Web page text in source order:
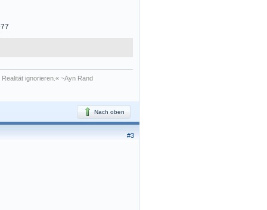
ignorieren.« ~Ayn Rand
Nach oben
#3